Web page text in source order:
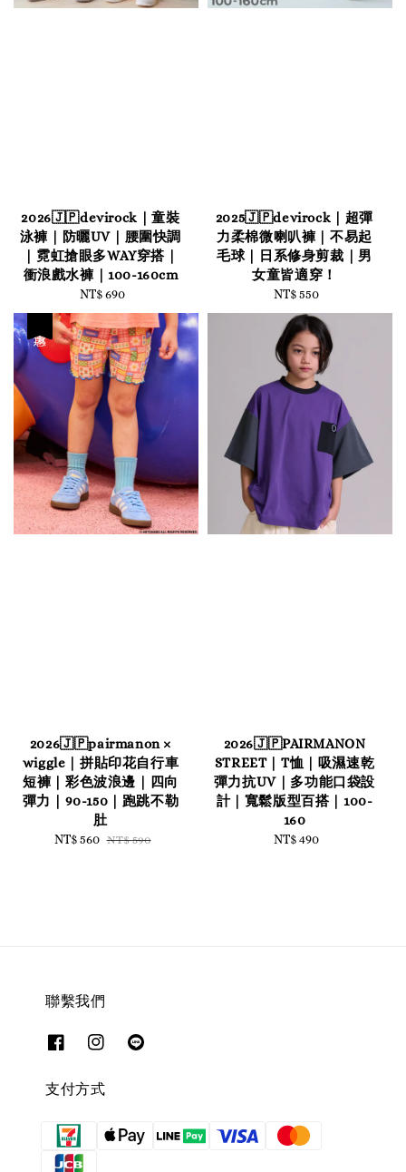
2026🇯🇵devirock｜童裝
泳褲｜防曬UV｜腰圍快調
｜霓虹搶眼多WAY穿搭｜
衝浪戲水褲｜100-160cm
Regular
price
NT$ 690
2025🇯🇵devirock｜超彈
力柔棉微喇叭褲｜不易起
毛球｜日系修身剪裁｜男
女童皆適穿！
Regular
price
NT$ 550
2026🇯🇵pairmanon ×
wiggle｜拼貼印花自行車
短褲｜彩色波浪邊｜四向
彈力｜90-150｜跑跳不勒
肚
Sale
NT$ 560 Regular
NT$ 590
2026🇯🇵PAIRMANON
STREET｜T恤｜吸濕速乾
彈力抗UV｜多功能口袋設
計｜寬鬆版型百搭｜100-
160
Regular
NT$ 490
聯繫我們
支付方式